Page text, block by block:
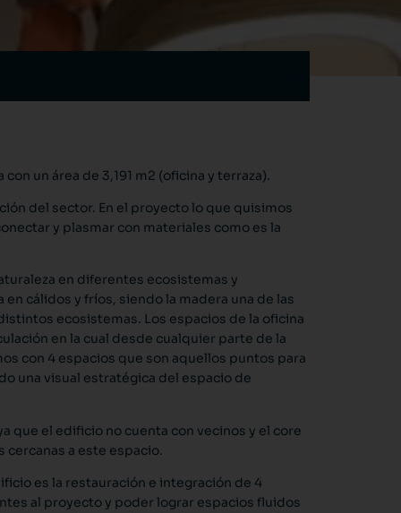
un área de 3,191 m2 (oficina y terraza).
del sector. En el proyecto lo que quisimos
y plasmar con materiales como es la
en diferentes ecosistemas y
cálidos y fríos, siendo la madera una de las
ecosistemas. Los espacios de la oficina
en la cual desde cualquier parte de la
con 4 espacios que son aquellos puntos para
una visual estratégica del espacio de
que el edificio no cuenta con vecinos y el core
cercanas a este espacio.
es la restauración e integración de 4
al proyecto y poder lograr espacios fluidos